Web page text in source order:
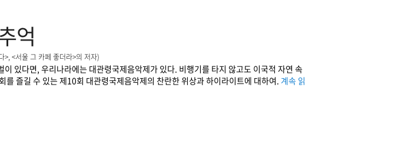
억
>, <서울 그 카페 좋더라>의 저자)
이 있다면, 우리나라에는 대관령국제음악제가 있다. 비행기를 타지 않고도 이국적 자연 속
를 즐길 수 있는 제10회 대관령국제음악제의 찬란한 위상과 하이라이트에 대하여. 계속 읽